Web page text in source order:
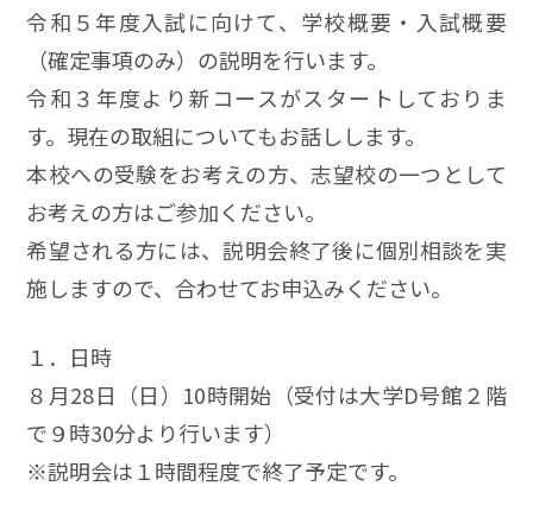
令和５年度入試に向けて、学校概要・入試概要
（確定事項のみ）の説明を行います。
令和３年度より新コースがスタートしておりま
す。現在の取組についてもお話しします。
本校への受験をお考えの方、志望校の一つとして
お考えの方はご参加ください。
希望される方には、説明会終了後に個別相談を実
施しますので、合わせてお申込みください。
１．日時
８月28日（日）10時開始（受付は大学D号館２階
で９時30分より行います）
※説明会は１時間程度で終了予定です。